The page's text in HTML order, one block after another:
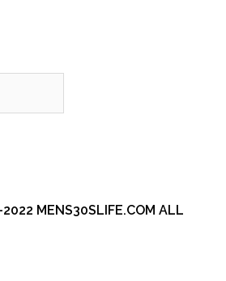
MENS30SLIFE.COM ALL